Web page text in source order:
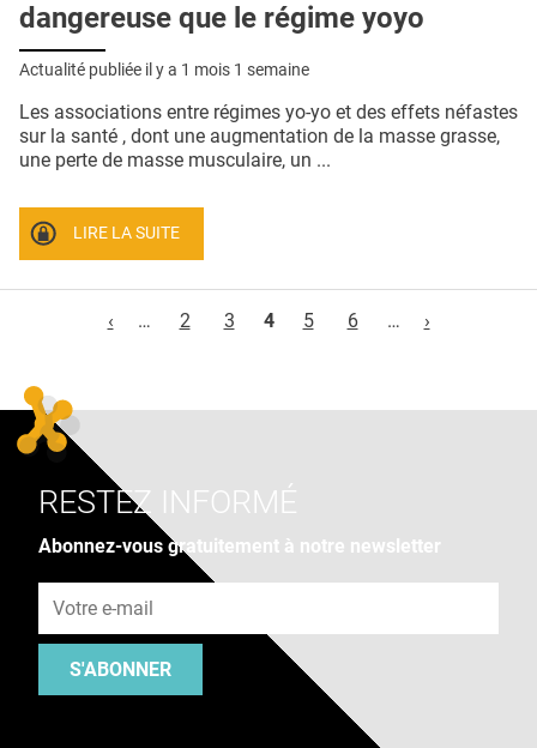
dangereuse que le régime yoyo
Actualité publiée il y a 1 mois 1 semaine
Les associations entre régimes yo-yo et des effets néfastes
sur la santé , dont une augmentation de la masse grasse,
une perte de masse musculaire, un ...
LIRE LA SUITE
‹
… 2 3 4 5 6 … ›
RESTEZ INFORMÉ
Abonnez-vous gratuitement à notre newsletter
S'ABONNER